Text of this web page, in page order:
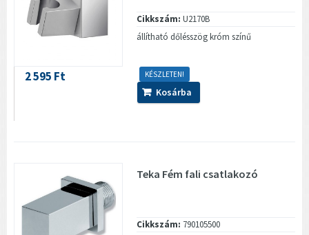
Cikkszám: U2170B
állítható dőlésszög króm színű
KÉSZLETEN!
2 595 Ft
Kosárba
Teka Fém fali csatlakozó
Cikkszám: 790105500